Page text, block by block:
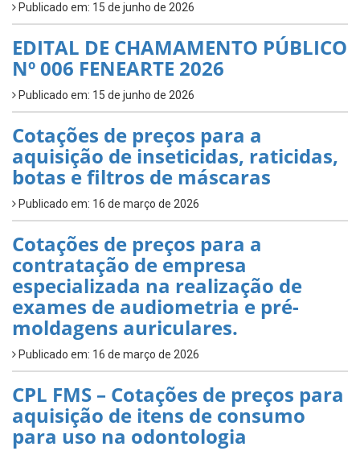
Publicado em: 15 de junho de 2026
EDITAL DE CHAMAMENTO PÚBLICO
Nº 006 FENEARTE 2026
Publicado em: 15 de junho de 2026
Cotações de preços para a
aquisição de inseticidas, raticidas,
botas e filtros de máscaras
Publicado em: 16 de março de 2026
Cotações de preços para a
contratação de empresa
especializada na realização de
exames de audiometria e pré-
moldagens auriculares.
Publicado em: 16 de março de 2026
CPL FMS – Cotações de preços para
aquisição de itens de consumo
para uso na odontologia